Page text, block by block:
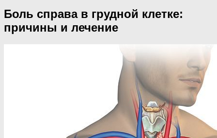
Боль справа в грудной клетке:
причины и лечение